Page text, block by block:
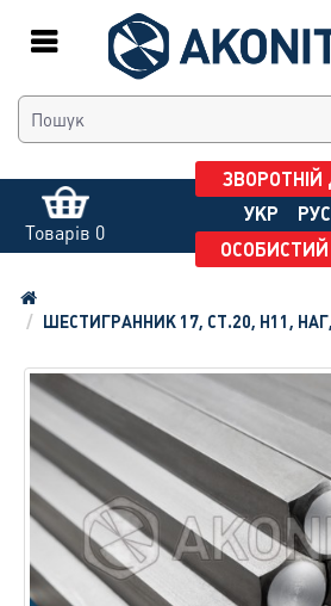
Товарів 0
ЗВОРОТНІЙ
УКР
РУС
ОСОБИСТИЙ
ШЕСТИГРАННИК 17, СТ.20, H11,